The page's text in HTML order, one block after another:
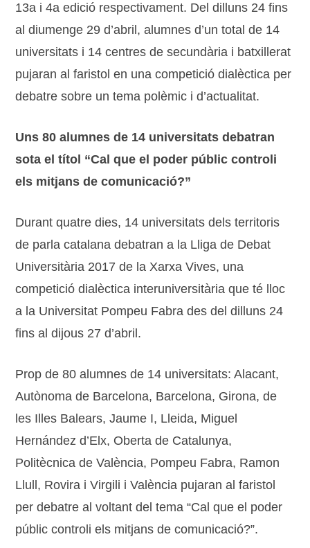
13a ­­­­­­i 4a edició respectivament. Del dilluns 24 fins
al diumenge 29 d’abril, alumnes d’un total de 14
universitats i 14 centres de secundària i batxillerat
pujaran al faristol en una competició dialèctica per
debatre sobre un tema polèmic i d’actualitat.
Uns 80 alumnes de 14 universitats debatran
sota el títol “Cal que el poder públic controli
els mitjans de comunicació?”
Durant quatre dies, 14 universitats dels territoris
de parla catalana debatran a la Lliga de Debat
Universitària 2017 de la Xarxa Vives, una
competició dialèctica interuniversitària que té lloc
a la Universitat Pompeu Fabra des del dilluns 24
fins al dijous 27 d’abril.
Prop de 80 alumnes de 14 universitats: Alacant,
Autònoma de Barcelona, Barcelona, Girona, de
les Illes Balears, Jaume I, Lleida, Miguel
Hernández d’Elx, Oberta de Catalunya,
Politècnica de València, Pompeu Fabra, Ramon
Llull, Rovira i Virgili i València pujaran al faristol
per debatre al voltant del tema “Cal que el poder
públic controli els mitjans de comunicació?”.